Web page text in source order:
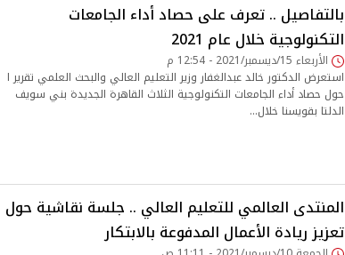
بالتفاصيل .. تعرف على حصاد أداء الجامعات
التكنولوجية خلال عام 2021
الأربعاء 15/ديسمبر/2021 - 12:54 م
استعرض الدكتور خالد عبدالغفار وزير التعليم العالي والبحث العلمي تقرير ا
حول حصاد أداء الجامعات التكنولوجية الثلاث القاهرة الجديدة بني سويف
الدلتا بقويسنا خلال…
المنتدى العالمي للتعليم العالي .. جلسة نقاشية حول
تعزيز ريادة الأعمال المدفوعة بالابتكار